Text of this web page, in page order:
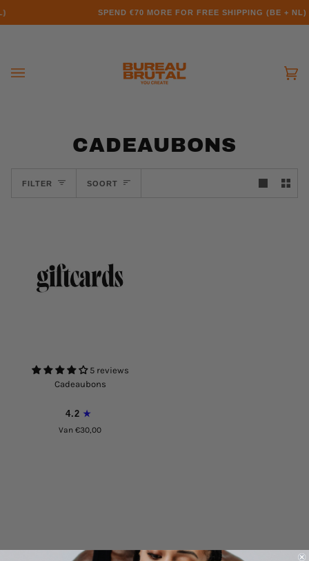
SPEND€70MORE FOR FREE SHIPPING (BE + NL)
CADEAUBONS
FILTER SOORT
SOORT
5 reviews
Cadeaubons
4.2
Van €30,00